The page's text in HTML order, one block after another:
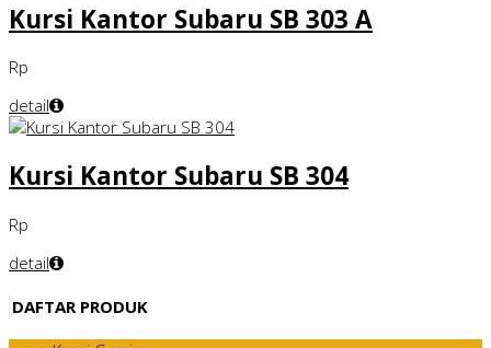
Kursi Kantor Subaru SB 303 A
Rp
detail
Kursi Kantor Subaru SB 304
Rp
detail
DAFTAR PRODUK